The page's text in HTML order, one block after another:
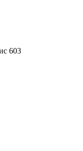
603